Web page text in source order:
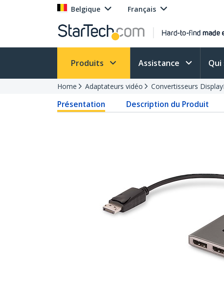
Belgique Français
Produits Assistance Qui
Home Adaptateurs vidéo Convertisseurs
Présentation Description du Produit